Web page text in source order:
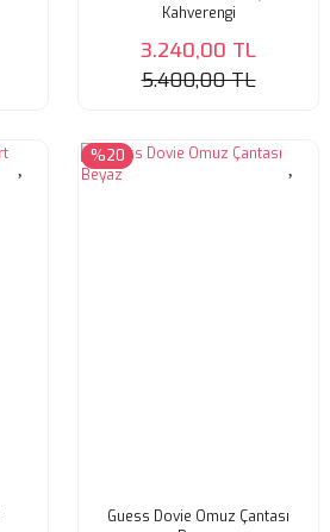
Kahverengi
3.240,00 TL
5.400,00 TL
%20
Guess Dovie Omuz Çantası